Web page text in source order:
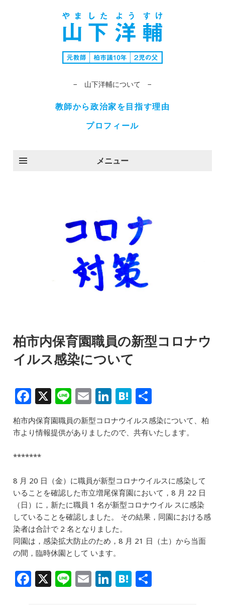
− 山下洋輔について −
教師から政治家を目指す理由
プロフィール
メニュー
柏市内保育園職員の新型コロナウ
イルス感染について
F
a
c
e
b
o
o
k
X Li
n
e
E
m
ai
Li
n
k
n
H
at
e
n
有
柏市内保育園職員の新型コロナウイルス感染について、柏
市より情報提供がありましたので、共有いたします。
*******
8 月 20 日（金）に職員が新型コロナウイルスに感染して
いることを確認した市立増尾保育園において，8 月 22 日
（日）に，新たに職員 1 名が新型コロナウイル スに感染
していることを確認しました。 その結果，同園における感
染者は合計で 2 名となりました。
同園は，感染拡大防止のため，8 月 21 日（土）から当面
の間，臨時休園として います。
F X Li E Li H